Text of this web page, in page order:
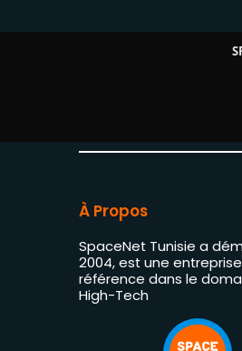
À Propos
SpaceNet Tunisie a
2004, est une
référence dans le
High-Tech